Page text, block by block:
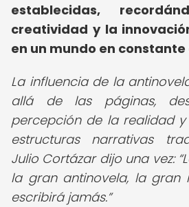
establecidas,
creatividad y la
en un mundo en
La influencia de la
allá de las páginas,
percepción de la realidad
estructuras narrativas
Julio Cortázar dijo una vez:
la gran antinovela, la gran
escribirá jamás.